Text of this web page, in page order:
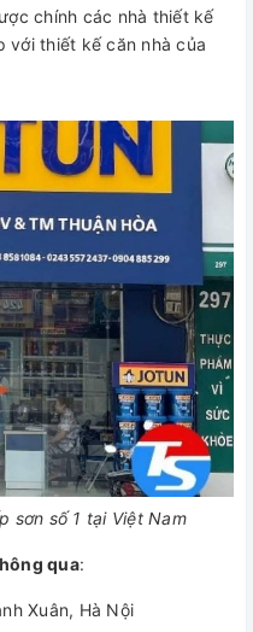
chính các nhà thiết kế
với thiết kế căn nhà của
sơn số 1 tại Việt Nam
qua:
Xuân, Hà Nội